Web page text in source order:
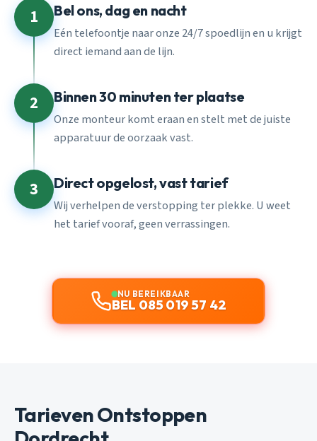
1 Bel ons, dag en nacht
Eén telefoontje naar onze 24/7 spoedlijn en u krijgt
direct iemand aan de lijn.
2 Binnen 30 minuten ter plaatse
Onze monteur komt eraan en stelt met de juiste
apparatuur de oorzaak vast.
3 Direct opgelost, vast tarief
Wij verhelpen de verstopping ter plekke. U weet
het tarief vooraf, geen verrassingen.
NU BEREIKBAAR
BEL 085 019 57 42
Tarieven Ontstoppen